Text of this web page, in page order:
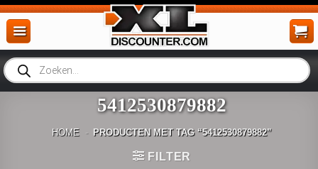
Ga
naar
inhoud
Producten
zoeken
5412530879882
HOME - PRODUCTEN MET TAG “5412530879882”
FILTER